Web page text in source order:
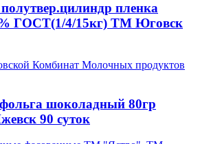
пленка
ГОСТ(1/4/15кг) ТМ Юговск
Комбинат Молочных продуктов
шоколадный 80гр
90 суток